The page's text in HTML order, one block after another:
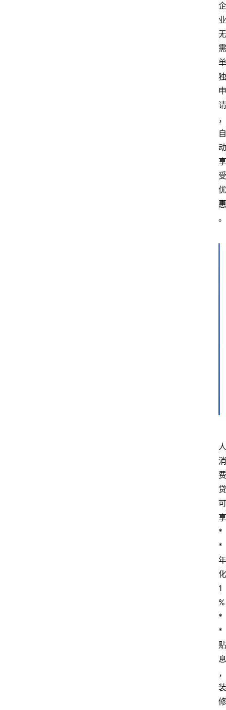
企
业
无
需
单
独
申
请
，
自
动
享
受
优
惠
。
人
消
费
贷
可
享
*
*
年
化
1
%
*
*
贴
息
，
装
修